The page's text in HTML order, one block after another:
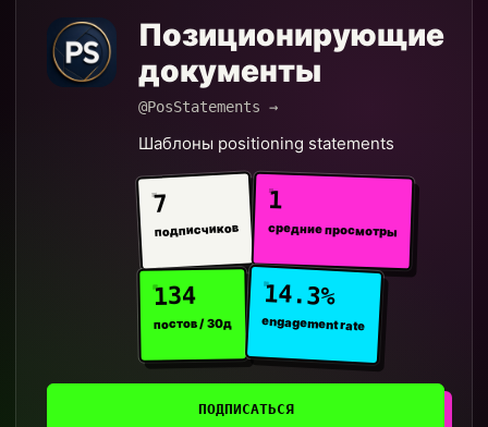
Позиционирующие
документы
@PosStatements →
Шаблоны positioning statements
7
подписчиков
1
средние просмотры
134
постов / 30д
14.3%
engagement rate
ПОДПИСАТЬСЯ